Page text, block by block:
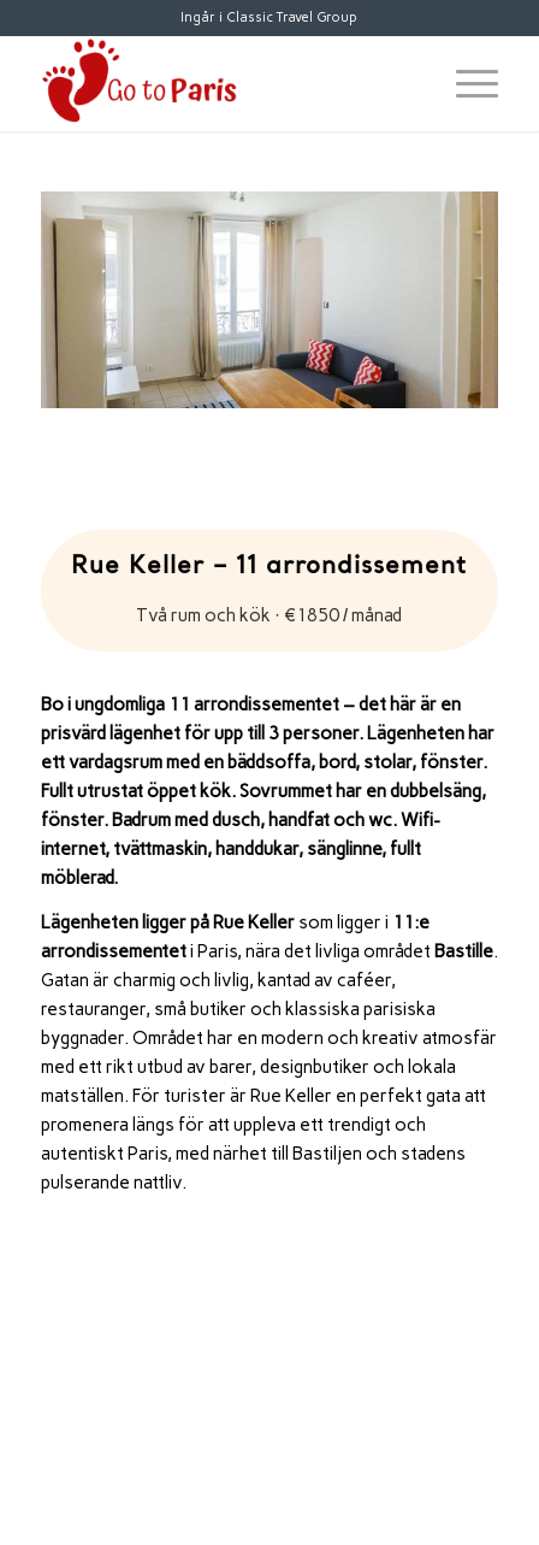
Ingår i Classic Travel Group
Rue Keller – 11 arrondissement
Två rum och kök · €1850 / månad
Bo i ungdomliga 11 arrondissementet – det här är en
prisvärd lägenhet för upp till 3 personer. Lägenheten har
ett vardagsrum med en bäddsoffa, bord, stolar, fönster.
Fullt utrustat öppet kök. Sovrummet har en dubbelsäng,
fönster. Badrum med dusch, handfat och wc. Wifi-
internet, tvättmaskin, handdukar, sänglinne, fullt
möblerad.
Lägenheten ligger på Rue Kellersom ligger i 11:e
arrondissementeti Paris, nära det livliga området Bastille.
Gatan är charmig och livlig, kantad av caféer,
restauranger, små butiker och klassiska parisiska
byggnader. Området har en modern och kreativ atmosfär
med ett rikt utbud av barer, designbutiker och lokala
matställen. För turister är Rue Keller en perfekt gata att
promenera längs för att uppleva ett trendigt och
autentiskt Paris, med närhet till Bastiljen och stadens
pulserande nattliv.